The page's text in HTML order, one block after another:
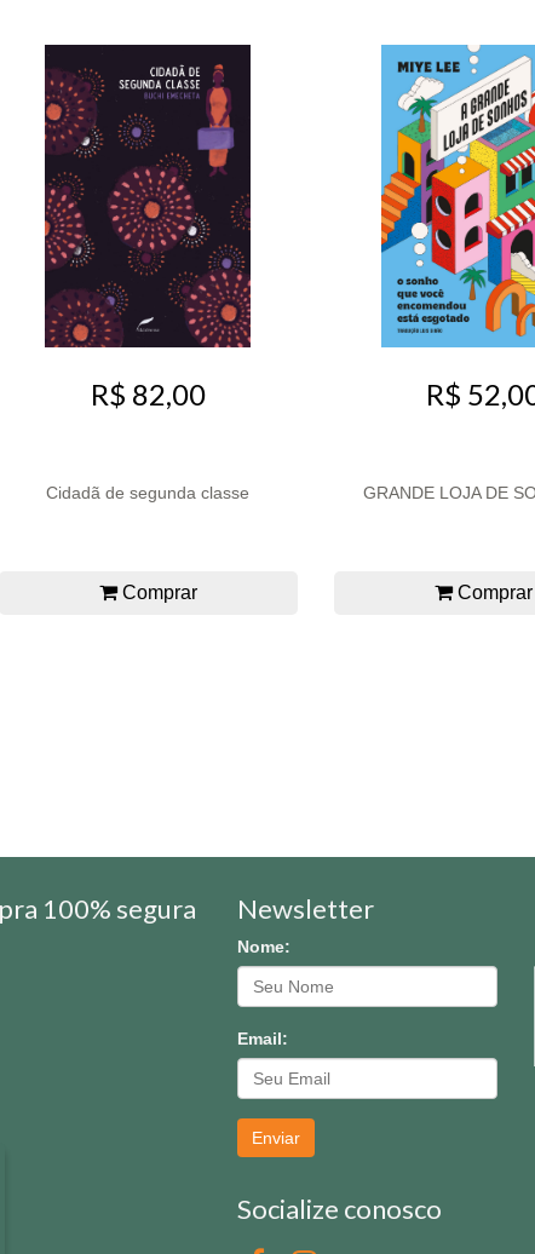
R$ 82,00
Cidadã de segunda classe
Comprar
R$
GRANDE LOJA DE
Comprar
100% segura Newsletter
Nome:
Email:
Enviar
Socialize conosco